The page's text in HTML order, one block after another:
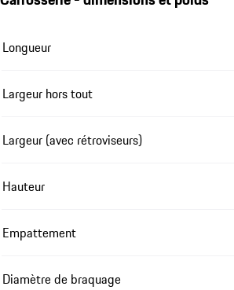
Longueur
Largeur hors tout
Largeur (avec rétroviseurs)
Hauteur
Empattement
Diamètre de braquage